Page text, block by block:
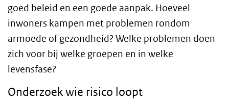
goed beleid en een goede aanpak. Hoeveel
inwoners kampen met problemen rondom
armoede of gezondheid? Welke problemen doen
zich voor bij welke groepen en in welke
levensfase?
Onderzoek wie risico loopt